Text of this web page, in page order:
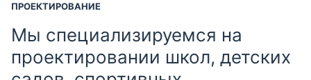
ПРОЕКТИРОВАНИЕ
Мы специализируемся на
проектировании школ, детских